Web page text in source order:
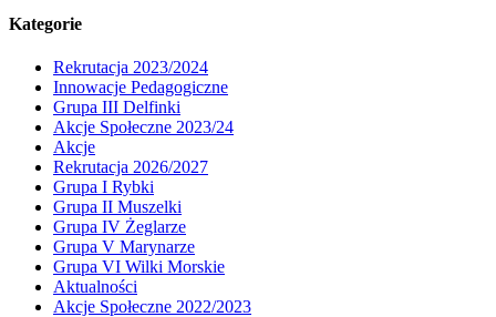
Kategorie
Rekrutacja 2023/2024
Innowacje Pedagogiczne
Grupa III Delfinki
Akcje Społeczne 2023/24
Akcje
Rekrutacja 2026/2027
Grupa I Rybki
Grupa II Muszelki
Grupa IV Żeglarze
Grupa V Marynarze
Grupa VI Wilki Morskie
Aktualności
Akcje Społeczne 2022/2023